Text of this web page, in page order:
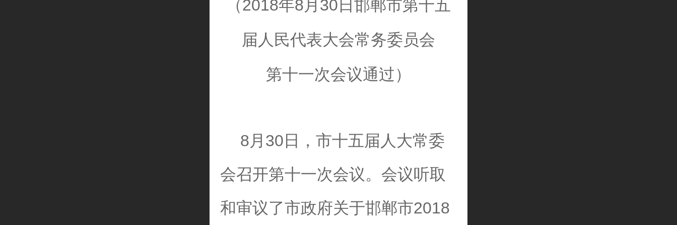
（2018年8月 30 日邯郸市第十五
届人民代表大会常务委员会
第十一次会议通过）
8月 30 日，市十五届人大常委
会召开第十一次会议。会议听取
和审议了市政府关于邯郸市2018